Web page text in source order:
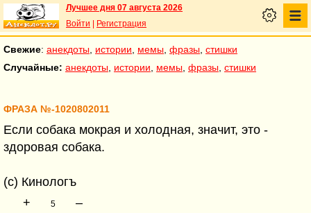
Лучшее дня 07 августа 2026
Войти
Регистрация
Свежие: анекдоты истории мемы фразы стишки
Случайные: анекдоты истории мемы фразы стишки
ФРАЗА №-1020802011
Если собака мокрая и холодная, значит, это -
здоровая собака.
(c) Кинологъ
+
5 –